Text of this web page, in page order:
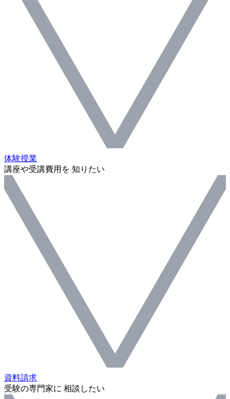
体験授業
講座や受講費用を 知りたい
資料請求
受験の専門家に 相談したい